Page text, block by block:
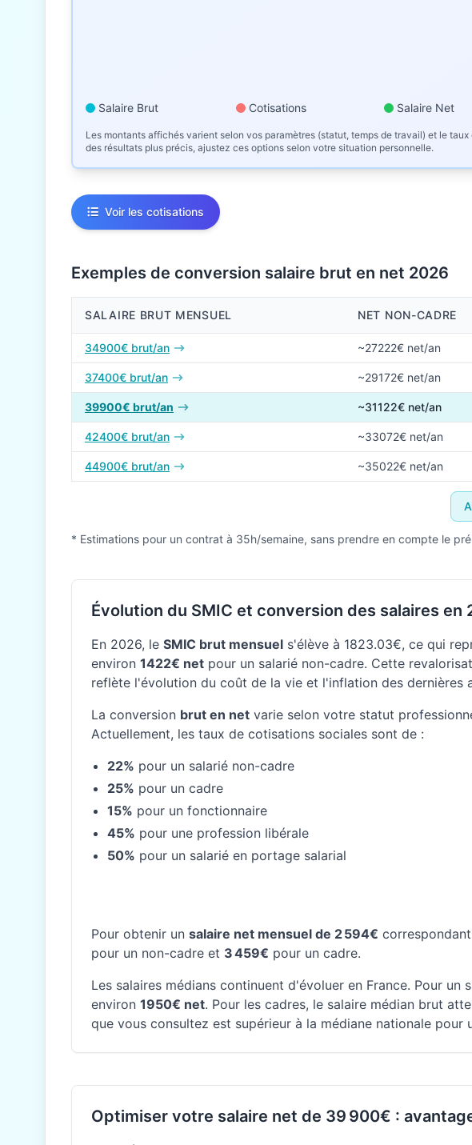
Salaire Brut Cotisations Salaire Net
Les montants affichés varient selon vos paramètres (statut, temps de travail) et le
des résultats plus précis, ajustez ces options selon votre situation personnelle.
Voir les cotisations
Exemples de conversion salaire brut en net 2026
Conversions de salaire brut en net en 2026
SALAIRE BRUT MENSUEL NET NON-CADRE
34900€ brut/an ~27222€ net/an
37400€ brut/an ~29172€ net/an
39900€ brut/an ~31122€ net/an
42400€ brut/an ~33072€ net/an
44900€ brut/an ~35022€ net/an
* Estimations pour un contrat à 35h/semaine, sans prendre en compte le
Évolution du SMIC et conversion des salaires en
En 2026, le SMIC brut mensuel s'élève à 1823.03€, ce qui
environ 1422€ net pour un salarié non-cadre. Cette
reflète l'évolution du coût de la vie et l'inflation des dernières
La conversion brut en net varie selon votre statut
Actuellement, les taux de cotisations sociales sont de :
22% pour un salarié non-cadre
25% pour un cadre
15% pour un fonctionnaire
45% pour une profession libérale
50% pour un salarié en portage salarial
Pour obtenir un salaire net mensuel de 2 594€
pour un non-cadre et 3 459€ pour un cadre.
Les salaires médians continuent d'évoluer en France. Pour
environ 1950€ net. Pour les cadres, le salaire médian brut
que vous consultez est supérieur à la médiane nationale
Optimiser votre salaire net de 39 900€ :